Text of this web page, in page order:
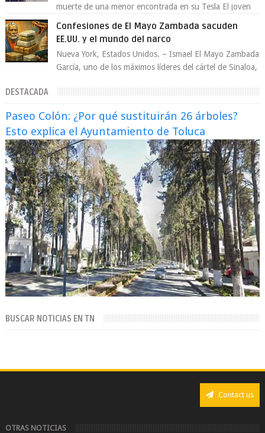
muerte de una menor encontrada en su Tesla El joven
Confesiones de El Mayo Zambada sacuden
EE.UU. y el mundo del narco
Nueva York, Estados Unidos. – Ismael El Mayo Zambada
García, uno de los máximos líderes del cártel de Sinaloa,
DESTACADA
Paseo Colón: ¿Por qué sustituirán 26 árboles?
Esto explica el Ayuntamiento de Toluca
BUSCAR NOTICIAS EN TN
Contact us
OTRAS NOTICIAS